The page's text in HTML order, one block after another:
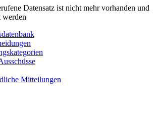
Datensatz ist nicht mehr vorhanden und
werden
Mitteilungen